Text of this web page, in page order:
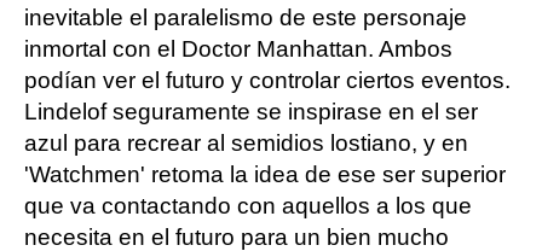
inevitable el paralelismo de este personaje
inmortal con el Doctor Manhattan. Ambos
podían ver el futuro y controlar ciertos eventos.
Lindelof seguramente se inspirase en el ser
azul para recrear al semidios lostiano, y en
'Watchmen' retoma la idea de ese ser superior
que va contactando con aquellos a los que
necesita en el futuro para un bien mucho